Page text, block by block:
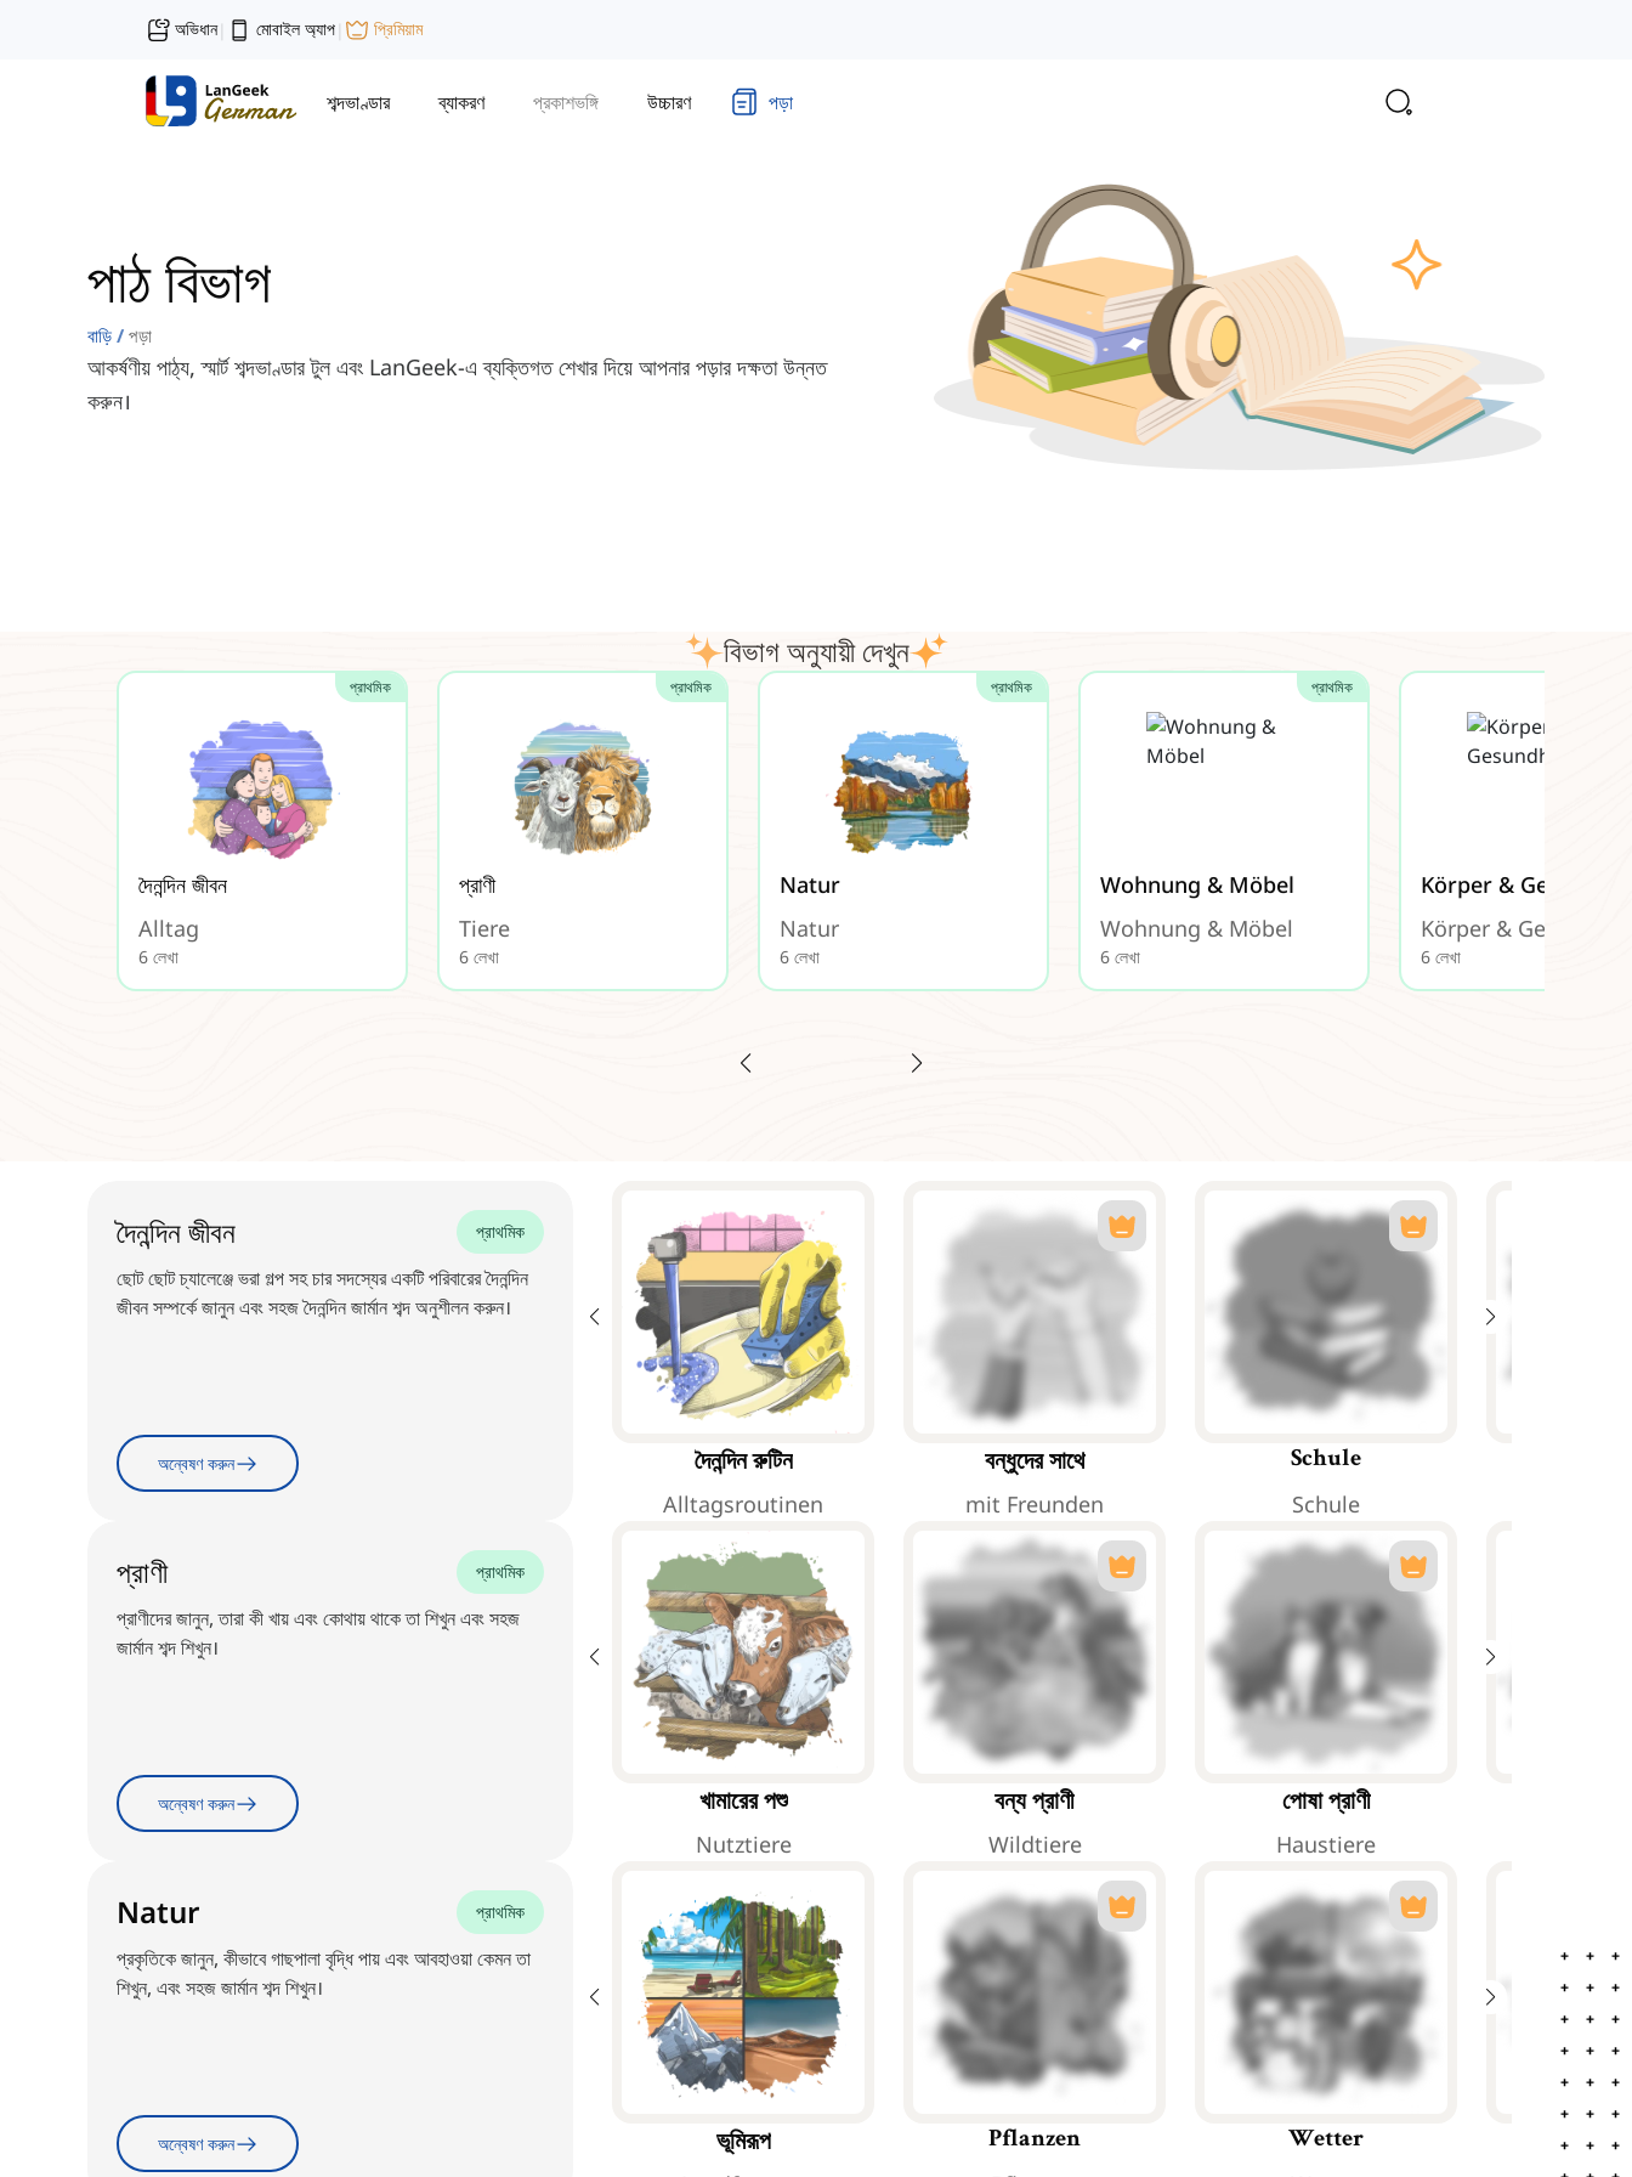
অভিধান| মোবাইল অ্যাপ| প্রিমিয়াম
শব্দভাণ্ডার ব্যাকরণ প্রকাশভঙ্গি উচ্চারণ পড়া
পাঠ বিভাগ
বাড়ি পড়া
আকর্ষণীয় পাঠ্য, স্মার্ট শব্দভাণ্ডার টুল এবং LanGeek-এ ব্যক্তিগত শেখার দিয়ে আপনার পড়ার দক্ষতা উন্নত
করুন।
বিভাগ অনুযায়ী দেখুন
প্রাথমিক
দৈনন্দিন জীবন
Alltag
6 লেখা
প্রাথমিক
প্রাণী
Tiere
6 লেখা
প্রাথমিক
Natur
Natur
6 লেখা
প্রাথমিক
Wohnung & Möbel
Wohnung & Möbel
6 লেখা
Körper &
Körper &
6 লেখা
দৈনন্দিন জীবন প্রাথমিক
ছোট ছোট চ্যালেঞ্জে ভরা গল্প সহ চার সদস্যের একটি পরিবারের দৈনন্দিন
জীবন সম্পর্কে জানুন এবং সহজ দৈনন্দিন জার্মান শব্দ অনুশীলন করুন।
অন্বেষণ করুন দৈনন্দিন রুটিন
Alltagsroutinen
বন্ধুদের সাথে
mit Freunden
Schule
Schule
প্রাণী প্রাথমিক
প্রাণীদের জানুন, তারা কী খায় এবং কোথায় থাকে তা শিখুন এবং সহজ
জার্মান শব্দ শিখুন।
অন্বেষণ করুন খামারের পশু
Nutztiere
বন্য প্রাণী
Wildtiere
পোষা প্রাণী
Haustiere
Natur প্রাথমিক
প্রকৃতিকে জানুন, কীভাবে গাছপালা বৃদ্ধি পায় এবং আবহাওয়া কেমন তা
শিখুন, এবং সহজ জার্মান শব্দ শিখুন।
অন্বেষণ করুন ভূমিরূপ Pflanzen Wetter ঋতু